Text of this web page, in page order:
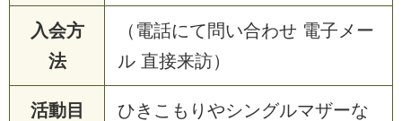
入会方
法
（電話にて問い合わせ 電子メー
ル 直接来訪）
活動目
ひきこもりやシングルマザーな